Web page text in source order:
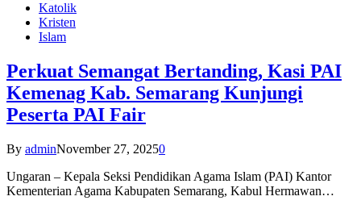
Katolik
Kristen
Islam
Perkuat Semangat Bertanding, Kasi PAI
Kemenag Kab. Semarang Kunjungi
Peserta PAI Fair
By adminNovember 27, 20250
Ungaran – Kepala Seksi Pendidikan Agama Islam (PAI) Kantor
Kementerian Agama Kabupaten Semarang, Kabul Hermawan…